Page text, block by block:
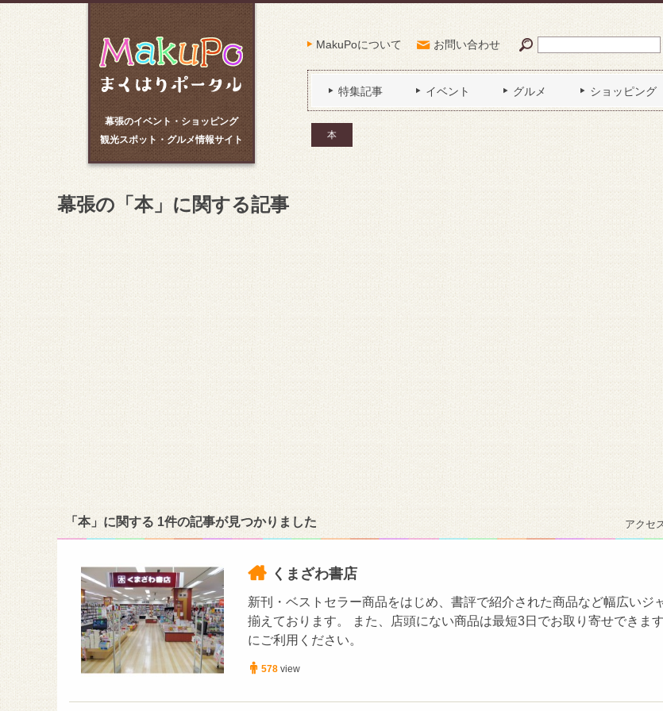
幕張のイベント・ショッピング
観光スポット・グルメ情報サイト
MakuPoについて お問い合わせ
特集記事 イベント グルメ ショッピング
本
幕張の「本」に関する記事
「本」に関する 1件の記事が見つかりました アクセ
くまざわ書店
新刊・ベストセラー商品をはじめ、書評で紹介された商品など幅広いジ
揃えております。 また、店頭にない商品は最短3日でお取り寄せできま
にご利用ください。
578 view